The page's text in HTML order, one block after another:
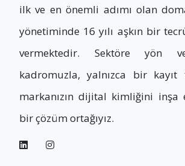
ilk ve en önemli adımı olan
yönetiminde 16 yılı aşkın bir
vermektedir. Sektöre yön
kadromuzla, yalnızca bir kayıt
markanızın dijital kimliğini inşa
bir çözüm ortağıyız.